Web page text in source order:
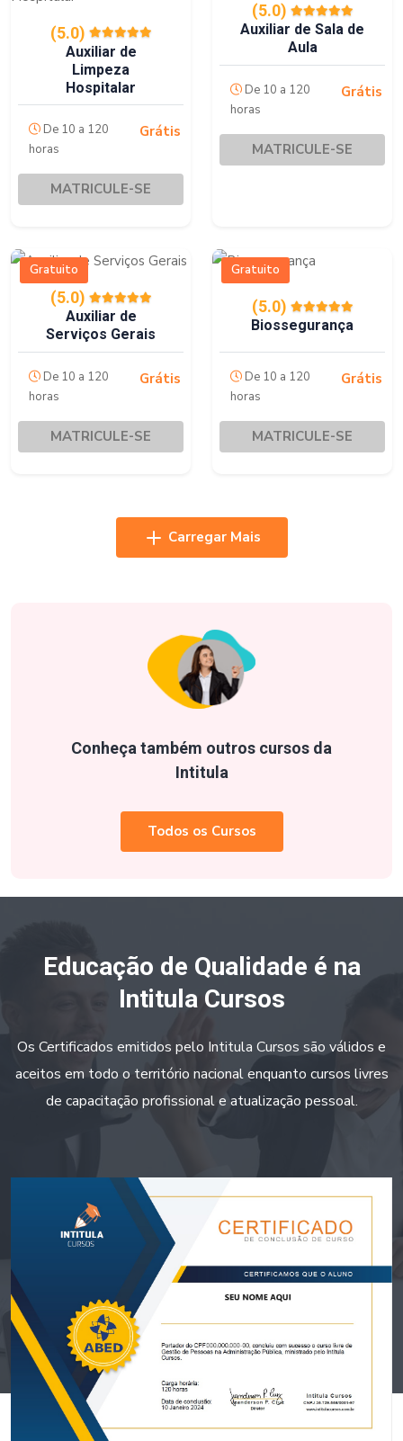
(5.0)
Auxiliar de
Limpeza
Hospitalar
De 10 a 120
horas
Grátis
MATRICULE-SE
(5.0)
Auxiliar de Sala de
Aula
De 10 a 120
horas
Grátis
MATRICULE-SE
Gratuito
(5.0)
Auxiliar de
Serviços Gerais
De 10 a 120
horas
Grátis
MATRICULE-SE
Gratuito
(5.0)
Biossegurança
De 10 a 120
horas
Grátis
MATRICULE-SE
Carregar Mais
Conheça também outros cursos da
Intitula
Todos os Cursos
Educação de Qualidade é na
Intitula Cursos
Os Certificados emitidos pelo Intitula Cursos são válidos e
aceitos em todo o território nacional enquanto cursos livres
de capacitação profissional e atualização pessoal.